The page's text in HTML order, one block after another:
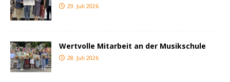
29. Juli 2026
Wertvolle Mitarbeit an der Musikschule
28. Juli 2026